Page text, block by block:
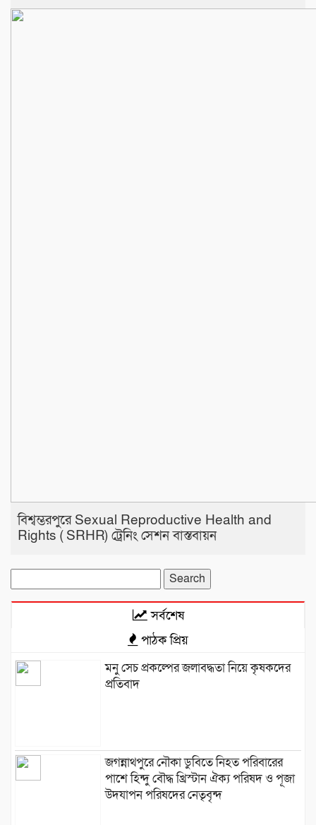
বিশ্বম্ভরপুরে Sexual Reproductive Health and
Rights ( SRHR) ট্রেনিং সেশন বাস্তবায়ন
for:
সর্বশেষ
পাঠক প্রিয়
মনু সেচ প্রকল্পের জলাবদ্ধতা নিয়ে কৃষকদের
প্রতিবাদ
জগন্নাথপুরে নৌকা ডুবিতে নিহত পরিবারের
পাশে হিন্দু বৌদ্ধ খ্রিস্টান ঐক্য পরিষদ ও পূজা
উদযাপন পরিষদের নেতৃবৃন্দ